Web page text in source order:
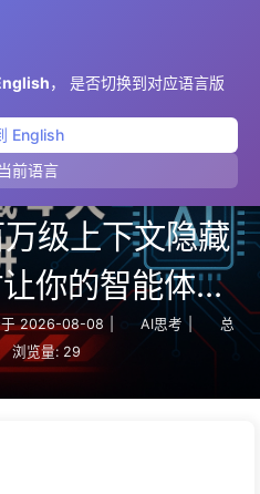
， 是否切换到对应语言版
English
前语言进更多内容就
级上下文隐藏
你的智能体功
AI168
2026-08-08 AI思考 |
总
浏览量: 29